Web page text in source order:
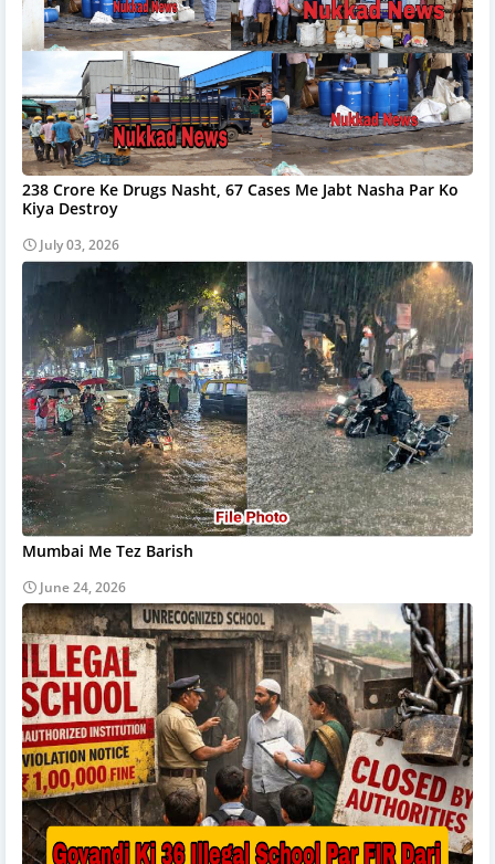
238 Crore Ke Drugs Nasht, 67 Cases Me Jabt Nasha Par Ko
Kiya Destroy
July 03, 2026
Mumbai Me Tez Barish
June 24, 2026